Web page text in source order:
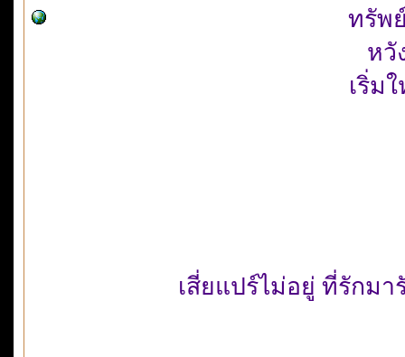
ทรัพ
หวั
เริ่ม
เสี่ยแปร์ไม่อยู่ ที่รักม